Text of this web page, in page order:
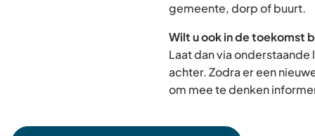
gemeente, dorp of buurt.
Wilt u ook in de toekomst
Laat dan via
achter. Zodra er een
om mee te denken